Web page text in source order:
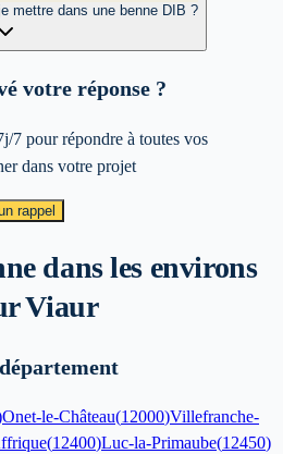
mettre dans une benne DIB ?
votre réponse ?
7 pour répondre à toutes vos
dans votre projet
rappel
dans les environs
Viaur
Onet-le-Château(12000)Villefranche-
(12400)Luc-la-Primaube(12450)